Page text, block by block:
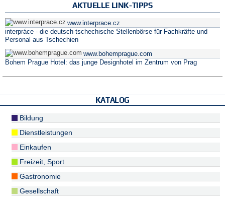
AKTUELLE LINK-TIPPS
www.interprace.cz
interpráce - die deutsch-tschechische Stellenbörse für Fachkräfte und
Personal aus Tschechien
www.bohemprague.com
Bohem Prague Hotel: das junge Designhotel im Zentrum von Prag
KATALOG
Bildung
Dienstleistungen
Einkaufen
Freizeit, Sport
Gastronomie
Gesellschaft